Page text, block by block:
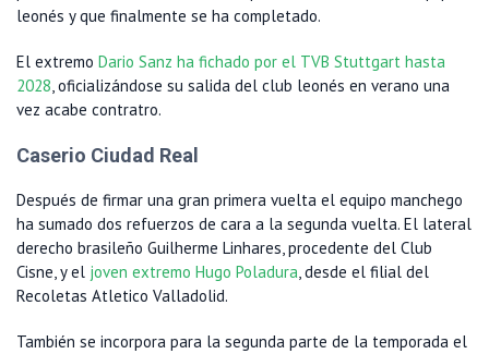
leonés y que finalmente se ha completado.
El extremo Dario Sanz ha fichado por el TVB Stuttgart hasta
2028, oficializándose su salida del club leonés en verano una
vez acabe contratro.
Caserio Ciudad Real
Después de firmar una gran primera vuelta el equipo manchego
ha sumado dos refuerzos de cara a la segunda vuelta. El lateral
derecho brasileño Guilherme Linhares, procedente del Club
Cisne, y el joven extremo Hugo Poladura, desde el filial del
Recoletas Atletico Valladolid.
También se incorpora para la segunda parte de la temporada el